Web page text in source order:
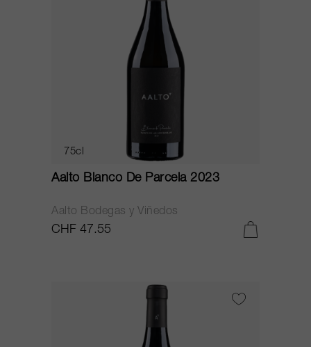
75cl
Aalto Blanco De Parcela 2023
Aalto Bodegas y Viñedos
CHF 47.55